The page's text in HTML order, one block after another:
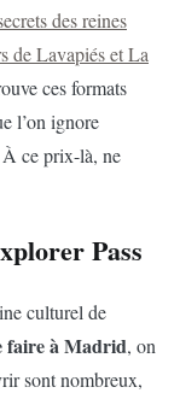
des reines
de Lavapiés et La
ces formats
l’on ignore
À ce prix-là, ne
Pass
culturel de
faire à Madrid, on
sont nombreux,